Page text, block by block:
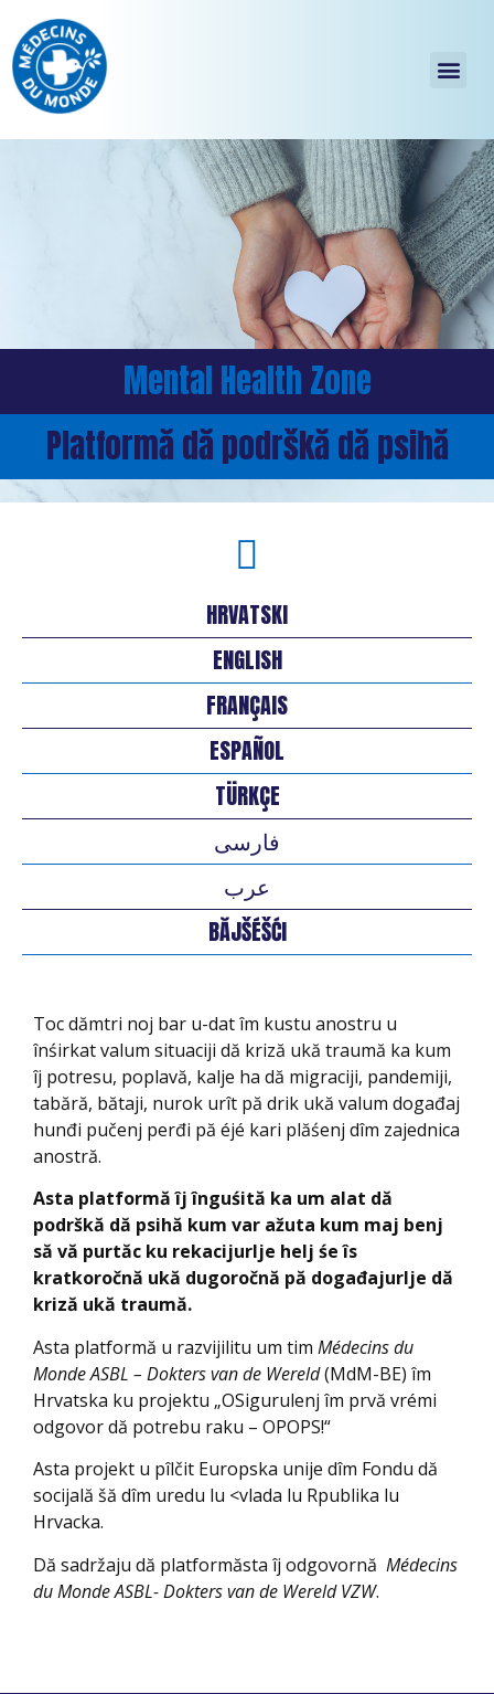
Mental Health Zone
Platformă dă podrškă dă psihă
HRVATSKI
ENGLISH
FRANÇAIS
ESPAÑOL
TÜRKÇE
فارسی
عرب
BĂJŠÉŠĆI
Toc dămtri noj bar u-dat îm kustu anostru u
înśirkat valum situaciji dă kriză ukă traumă ka kum
îj potresu, poplavă, kalje ha dă migraciji, pandemiji,
tabără, bătaji, nurok urît pă drik ukă valum događaj
hunđi pučenj perđi pă éjé kari plăśenj dîm zajednica
anostră.
Asta platformă îj înguśită ka um alat dă
podrškă dă psihă kum var ažuta kum maj benj
să vă purtăc ku rekacijurlje helj śe îs
kratkoročnă ukă dugoročnă pă događajurlje dă
kriză ukă traumă.
Asta platformă u razvijilitu um tim Médecins du
Monde ASBL – Dokters van de Wereld(MdM-BE) îm
Hrvatska ku projektu „OSigurulenj îm prvă vrémi
odgovor dă potrebu raku – OPOPS!“
Asta projekt u pîlčit Europska unije dîm Fondu dă
socijală šă dîm uredu lu <vlada lu Rpublika lu
Hrvacka.
Dă sadržaju dă platformăsta îj odgovornă Médecins
du Monde ASBL- Dokters van de Wereld VZW.